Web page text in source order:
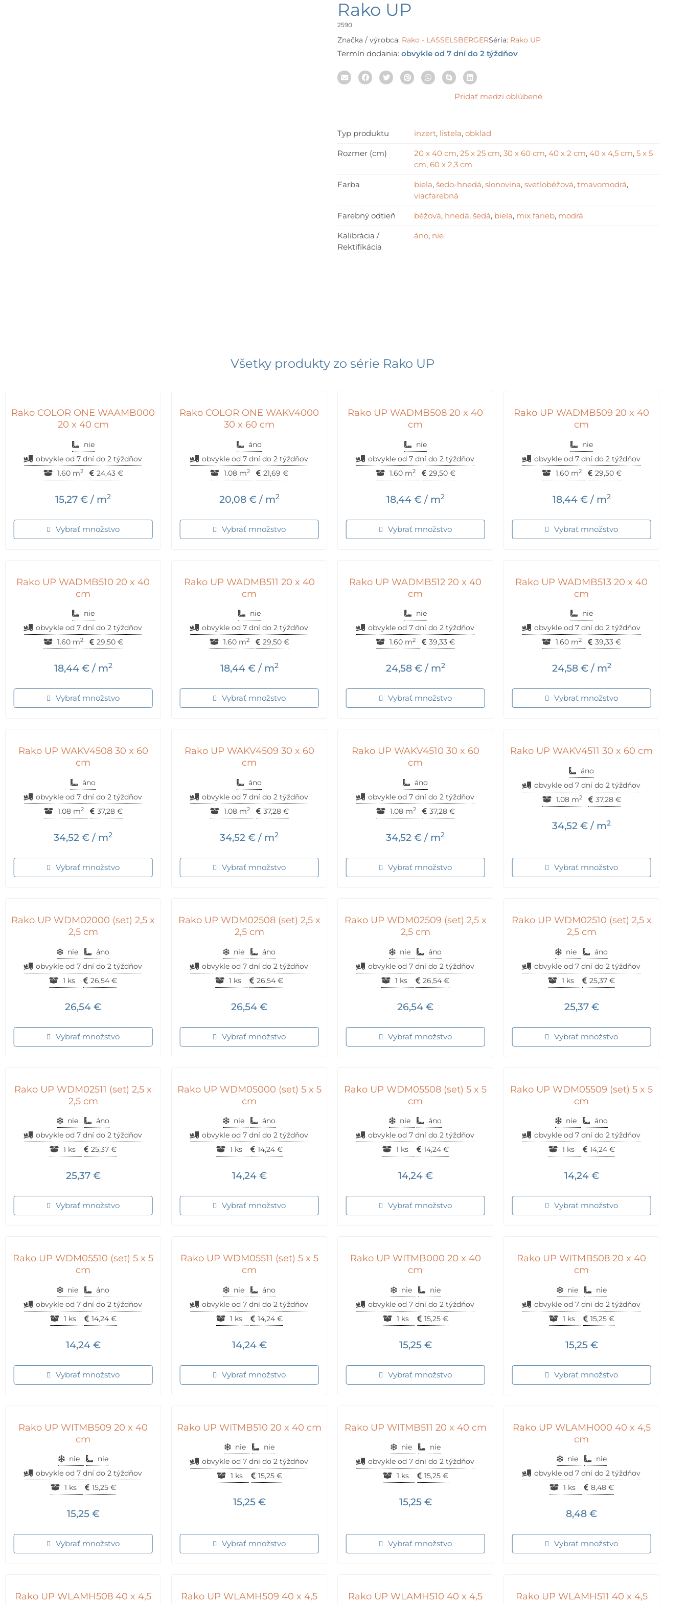
40,00 €
Rako UP
2590
Značka / výrobca: Rako - LASSELSBERGERSéria: Rako UP
Termín dodania: obvykle od 7 dní do 2 týždňov
Pridať medzi obľúbené
Typ produktu inzert, listela, obklad
Rozmer (cm) 20 x 40 cm, 25 x 25 cm, 30 x 60 cm, 40 x 2 cm, 40 x 4,5 cm, 5 x 5
cm, 60 x 2,3 cm
Farba biela, šedo-hnedá, slonovina, svetlobéžová, tmavomodrá,
viacfarebná
Farebný odtieň béžová, hnedá, šedá, biela, mix farieb, modrá
Kalibrácia /
Rektifikácia
áno, nie
Všetky produkty zo série Rako UP
Rako COLOR ONE WAAMB000
20 x 40 cm
nie
obvykle od 7 dní do 2 týždňov
1.60 m2 24,43 €
15,27 € / m2
Vybrať množstvo
Rako COLOR ONE WAKV4000
30 x 60 cm
áno
obvykle od 7 dní do 2 týždňov
1.08 m2 21,69 €
20,08 €/ m2
Vybrať množstvo
Rako UP WADMB508 20 x 40
cm
nie
obvykle od 7 dní do 2 týždňov
1.60 m2 29,50 €
18,44 €/ m2
Vybrať množstvo
Rako UP WADMB509 20 x 40
cm
nie
obvykle od 7 dní do 2 týždňov
1.60 m2 29,50 €
18,44 €/ m2
Vybrať množstvo
Rako UP WADMB510 20 x 40
cm
nie
obvykle od 7 dní do 2 týždňov
1.60 m2 29,50 €
18,44 €/ m2
Vybrať množstvo
Rako UP WADMB511 20 x 40
cm
nie
obvykle od 7 dní do 2 týždňov
1.60 m2 29,50 €
18,44 €/ m2
Vybrať množstvo
Rako UP WADMB512 20 x 40
cm
nie
obvykle od 7 dní do 2 týždňov
1.60 m2 39,33 €
24,58 €/ m2
Vybrať množstvo
Rako UP WADMB513 20 x 40
cm
nie
obvykle od 7 dní do 2 týždňov
1.60 m2 39,33 €
24,58 €/ m2
Vybrať množstvo
Rako UP WAKV4508 30 x 60
cm
áno
obvykle od 7 dní do 2 týždňov
1.08 m2 37,28 €
34,52 € / m2
Vybrať množstvo
Rako UP WAKV4509 30 x 60
cm
áno
obvykle od 7 dní do 2 týždňov
1.08 m2 37,28 €
34,52 € / m2
Vybrať množstvo
Rako UP WAKV4510 30 x 60
cm
áno
obvykle od 7 dní do 2 týždňov
1.08 m2 37,28 €
34,52 € / m2
Vybrať množstvo
Rako UP WAKV4511 30 x 60 cm
áno
obvykle od 7 dní do 2 týždňov
1.08 m2 37,28 €
34,52 € / m2
Vybrať množstvo
Rako UP WDM02000 (set) 2,5 x
2,5 cm
nie
áno
obvykle od 7 dní do 2 týždňov
1 ks
26,54 €
26,54 €
Vybrať množstvo
Rako UP WDM02508 (set) 2,5 x
2,5 cm
nie
áno
obvykle od 7 dní do 2 týždňov
1 ks
26,54 €
26,54 €
Vybrať množstvo
Rako UP WDM02509 (set) 2,5 x
2,5 cm
nie
áno
obvykle od 7 dní do 2 týždňov
1 ks
26,54 €
26,54 €
Vybrať množstvo
Rako UP WDM02510 (set) 2,5 x
2,5 cm
nie
áno
obvykle od 7 dní do 2 týždňov
1 ks
25,37 €
25,37 €
Vybrať množstvo
Rako UP WDM02511 (set) 2,5 x
2,5 cm
nie
áno
obvykle od 7 dní do 2 týždňov
1 ks
25,37 €
25,37 €
Vybrať množstvo
Rako UP WDM05000 (set) 5 x 5
cm
nie
áno
obvykle od 7 dní do 2 týždňov
1 ks
14,24 €
14,24 €
Vybrať množstvo
Rako UP WDM05508 (set) 5 x 5
cm
nie
áno
obvykle od 7 dní do 2 týždňov
1 ks
14,24 €
14,24 €
Vybrať množstvo
Rako UP WDM05509 (set) 5 x 5
cm
nie
áno
obvykle od 7 dní do 2 týždňov
1 ks
14,24 €
14,24 €
Vybrať množstvo
Rako UP WDM05510 (set) 5 x 5
cm
nie
áno
obvykle od 7 dní do 2 týždňov
1 ks
14,24 €
14,24 €
Vybrať množstvo
Rako UP WDM05511 (set) 5 x 5
cm
nie
áno
obvykle od 7 dní do 2 týždňov
1 ks
14,24 €
14,24 €
Vybrať množstvo
Rako UP WITMB000 20 x 40
cm
nie
nie
obvykle od 7 dní do 2 týždňov
1 ks
15,25 €
15,25 €
Vybrať množstvo
Rako UP WITMB508 20 x 40
cm
nie
nie
obvykle od 7 dní do 2 týždňov
1 ks
15,25 €
15,25 €
Vybrať množstvo
Rako UP WITMB509 20 x 40
cm
nie
nie
obvykle od 7 dní do 2 týždňov
1 ks
15,25 €
15,25 €
Vybrať množstvo
Rako UP WITMB510 20 x 40 cm
nie
nie
obvykle od 7 dní do 2 týždňov
1 ks
15,25 €
15,25 €
Vybrať množstvo
Rako UP WITMB511 20 x 40 cm
nie
nie
obvykle od 7 dní do 2 týždňov
1 ks
15,25 €
15,25 €
Vybrať množstvo
Rako UP WLAMH000 40 x 4,5
cm
nie
nie
obvykle od 7 dní do 2 týždňov
1 ks
8,48 €
8,48 €
Vybrať množstvo
Rako UP WLAMH508 40 x 4,5
Rako UP WLAMH509 40 x 4,5
Rako UP WLAMH510 40 x 4,5
Rako UP WLAMH511 40 x 4,5